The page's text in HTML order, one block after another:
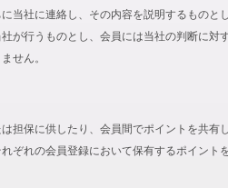
社に連絡し、その内容を説明するものとし
が行うものとし、会員には当社の判断に
せん。
保に供したり、会員間でポイントを共有
れの会員登録において保有するポイント